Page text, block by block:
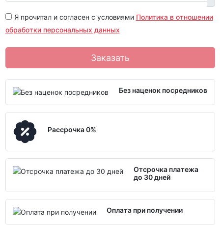
Я прочитал и согласен с условиями Политика в отношении
обработки персональных данных
Заказать
Без наценок посредников
Рассрочка 0%
Отсрочка платежа
до 30 дней
Оплата при получении